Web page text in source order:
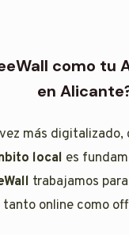
como tu
en
más digitalizado,
local es
trabajamos
online como